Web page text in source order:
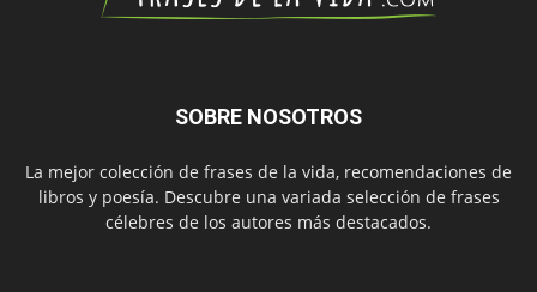
SOBRE NOSOTROS
La mejor colección de frases de la vida, recomendaciones de
libros y poesía. Descubre una variada selección de frases
célebres de los autores más destacados.